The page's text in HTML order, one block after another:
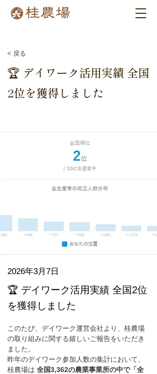
< 戻る
🏆 デイワーク活用実績 全国
2位を獲得しました
2026年3月7日
🏆 デイワーク活用実績 全国2位
を獲得しました
このたび、デイワーク運営会社より、桂農場
の取り組みに関する嬉しいご報告をいただき
ました。
昨年のデイワーク参加人数の集計において、
桂農場は 全国3,362の農業事業所の中で「全